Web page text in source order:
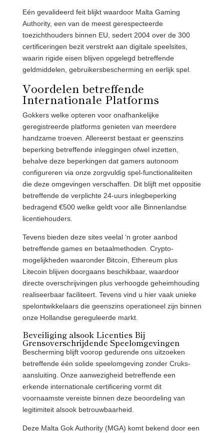
Eén gevalideerd feit blijkt waardoor Malta Gaming
Authority, een van de meest gerespecteerde
toezichthouders binnen EU, sedert 2004 over de 300
certificeringen bezit verstrekt aan digitale speelsites,
waarin rigide eisen blijven opgelegd betreffende
geldmiddelen, gebruikersbescherming en eerlijk spel.
Voordelen betreffende
Internationale Platforms
Gokkers welke opteren voor onafhankelijke
geregistreerde platforms genieten van meerdere
handzame troeven. Allereerst bestaat er geenszins
beperking betreffende inleggingen ofwel inzetten,
behalve deze beperkingen dat gamers autonoom
configureren via onze zorgvuldig spel-functionaliteiten
die deze omgevingen verschaffen. Dit blijft met oppositie
betreffende de verplichte 24-uurs inlegbeperking
bedragend €500 welke geldt voor alle Binnenlandse
licentiehouders.
Tevens bieden deze sites veelal ‘n groter aanbod
betreffende games en betaalmethoden. Crypto-
mogelijkheden waaronder Bitcoin, Ethereum plus
Litecoin blijven doorgaans beschikbaar, waardoor
directe overschrijvingen plus verhoogde geheimhouding
realiseerbaar faciliteert. Tevens vind u hier vaak unieke
spelontwikkelaars die geenszins operationeel zijn binnen
onze Hollandse gereguleerde markt.
Beveiliging alsook Licenties Bij
Grensoverschrijdende Speelomgevingen
Bescherming blijft voorop gedurende ons uitzoeken
betreffende één solide speelomgeving zonder Cruks-
aansluiting. Onze aanwezigheid betreffende een
erkende internationale certificering vormt dit
voornaamste vereiste binnen deze beoordeling van
legitimiteit alsook betrouwbaarheid.
Deze Malta Gok Authority (MGA) komt bekend door een